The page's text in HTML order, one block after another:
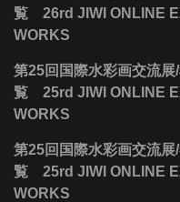
覧 26rd JIWI ONLINE
WORKS
第25回国際水彩画交流
覧 25rd JIWI ONLINE
WORKS
第25回国際水彩画交流
覧 25rd JIWI ONLINE
WORKS